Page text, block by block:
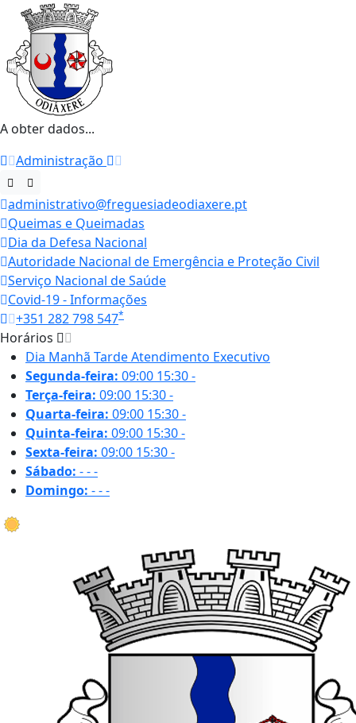
A obter dados...
Administração
administrativo@freguesiadeodiaxere.pt
Queimas e Queimadas
Dia da Defesa Nacional
Autoridade Nacional de Emergência e Proteção Civil
Serviço Nacional de Saúde
Covid-19 - Informações
+351 282 798 547*
Horários
Dia Manhã TardeAtendimento Executivo
Segunda-feira: 09:00 15:30-
Terça-feira: 09:00 15:30-
Quarta-feira: 09:00 15:30-
Quinta-feira: 09:00 15:30-
Sexta-feira: 09:00 15:30-
Sábado: ---
Domingo: ---